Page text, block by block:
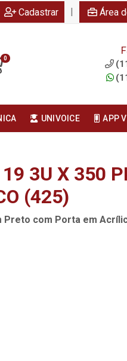
Cadastrar | Área
0
UNIVOICE APP
3U X 350
(425)
Preto com Porta em